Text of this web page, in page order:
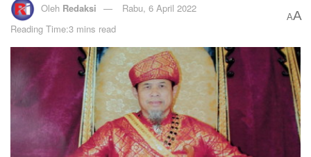
Oleh Redaksi
Rabu, 6 April 2022
Reading Time:3 mins read
AA